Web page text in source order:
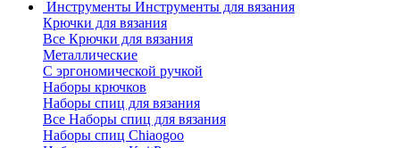
Инструменты Инструменты для вязания
Крючки для вязания
Все Крючки для вязания
Металлические
С эргономической ручкой
Наборы крючков
Наборы спиц для вязания
Все Наборы спиц для вязания
Наборы спиц Chiaogoo